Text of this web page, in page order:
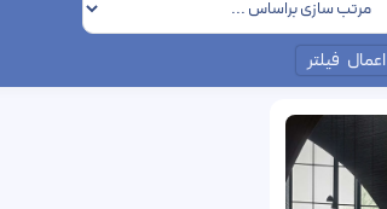
اعمال فیلتر